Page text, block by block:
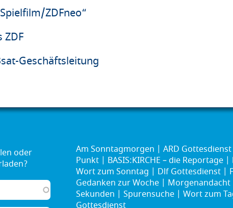
ZDFneo“
Geschäftsleitung
Am Sonntagmorgen ARD Gottesdienst
Punkt
BASIS:KIRCHE – die Reportage
Wort zum Sonntag
Dlf Gottesdienst
Gedanken zur Woche
Morgenandacht
Sekunden
Spurensuche Wort zum
Gottesdienst